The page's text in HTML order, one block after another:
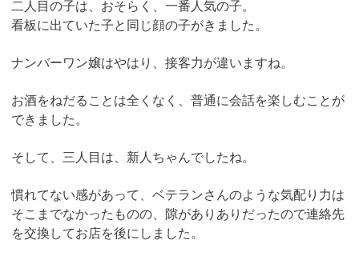
二人目の子は、おそらく、一番人気の子。
看板に出ていた子と同じ顔の子がきました。
ナンバーワン嬢はやはり、接客力が違いますね。
お酒をねだることは全くなく、普通に会話を楽しむことが
できました。
そして、三人目は、新人ちゃんでしたね。
慣れてない感があって、ベテランさんのような気配り力は
そこまでなかったものの、隙がありありだったので連絡先
を交換してお店を後にしました。